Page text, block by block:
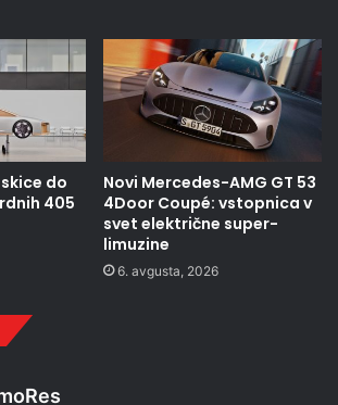
do
405
Novi Mercedes-AMG GT 53
4Door Coupé: vstopnica v
svet električne super-
limuzine
6. avgusta, 2026